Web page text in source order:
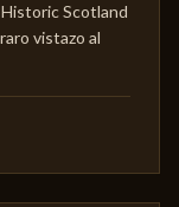
Scotland
vistazo al